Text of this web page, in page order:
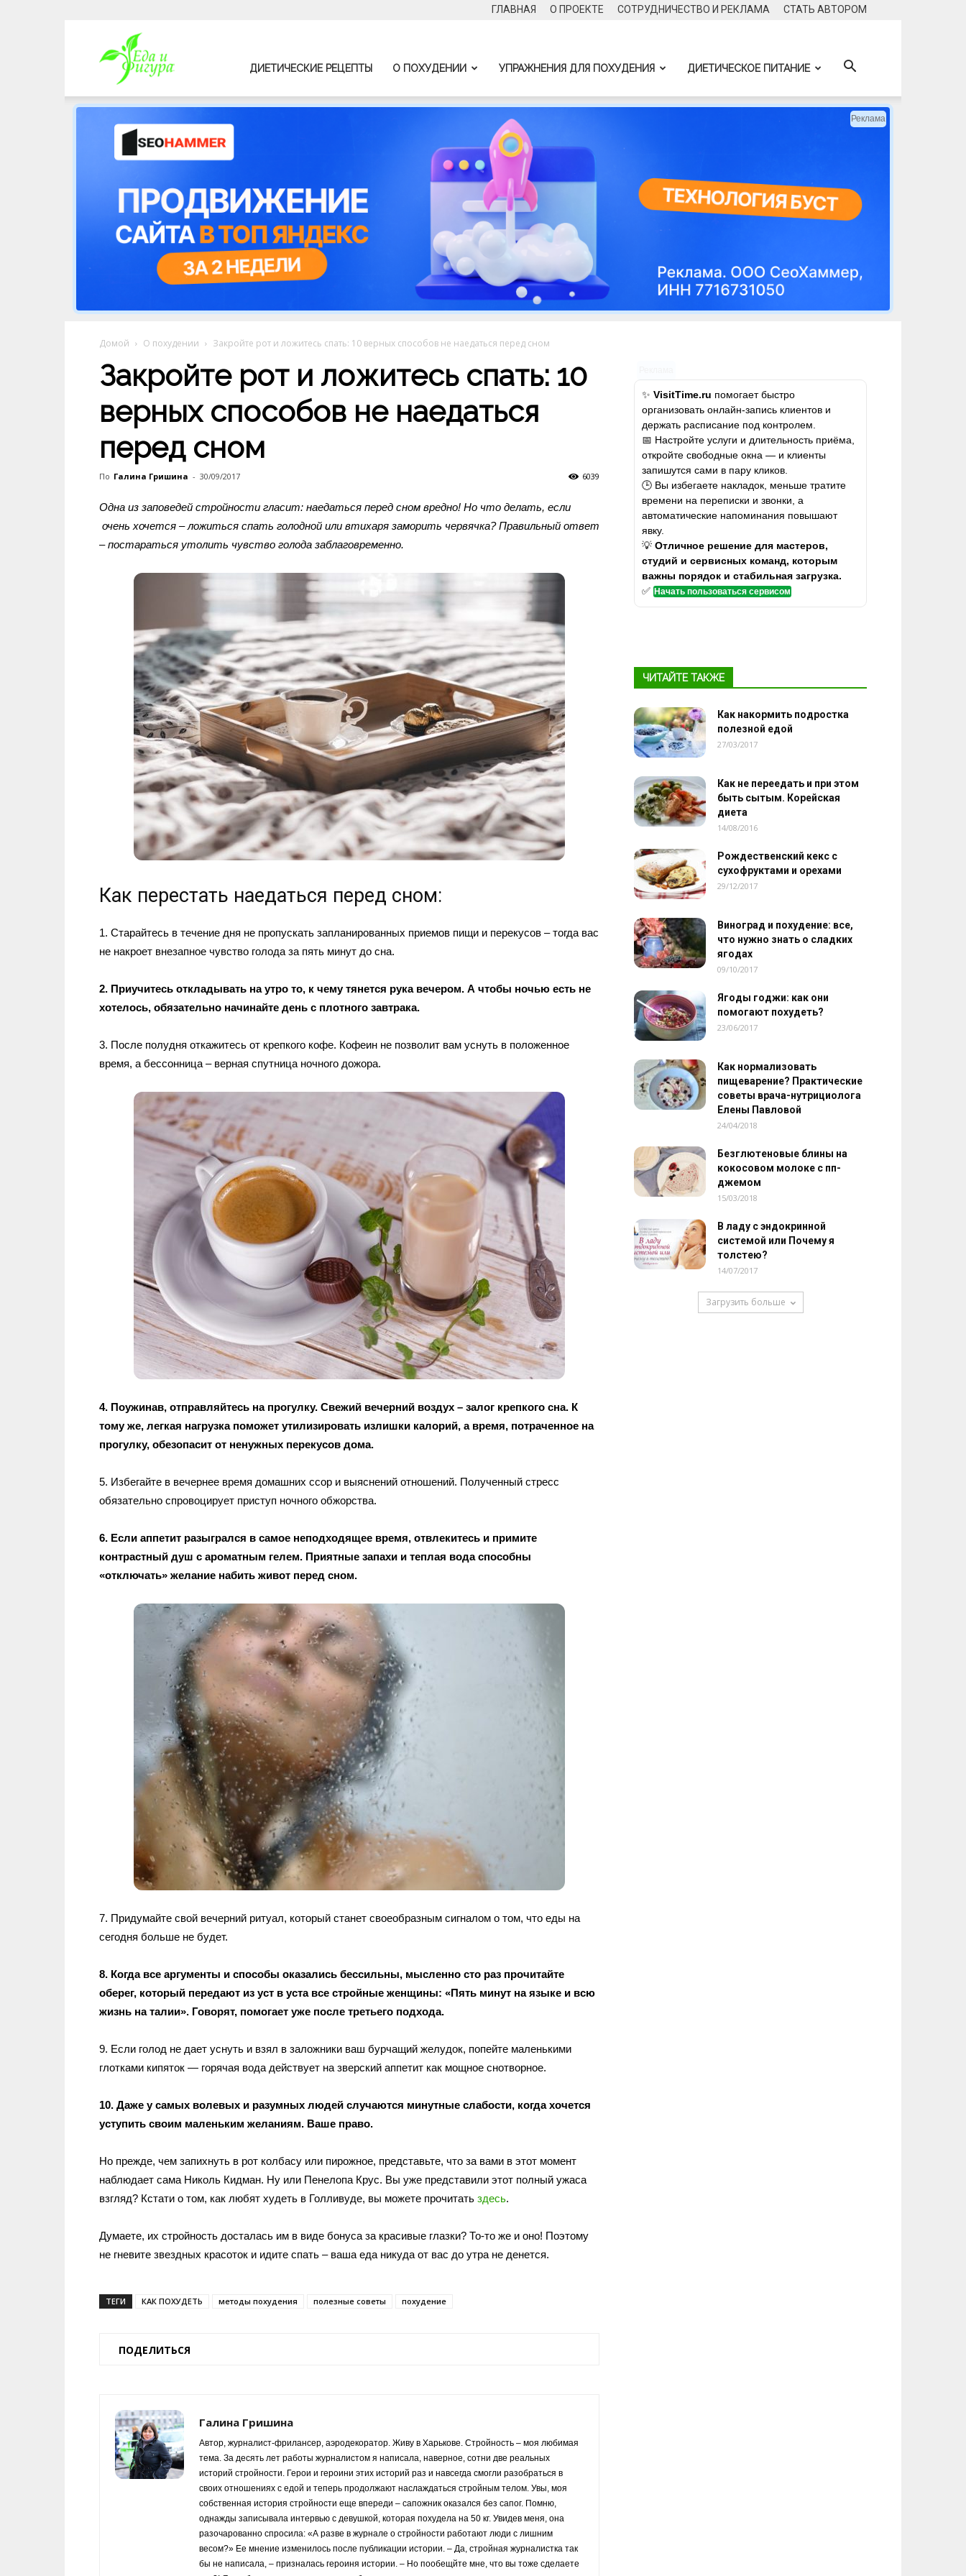
ГЛАВНАЯ О ПРОЕКТЕ СОТРУДНИЧЕСТВО И РЕКЛАМА CТАТЬ АВТОРОМ
фигура
ДИЕТИЧЕСКИЕ РЕЦЕПТЫ О ПОХУДЕНИИ УПРАЖНЕНИЯ ДЛЯ ПОХУДЕНИЯ ДИЕТИЧЕСКОЕ ПИТАНИЕ
Реклама
Домой О похудении Закройте рот и ложитесь спать: 10 верных способов не наедаться перед сном
Закройте рот и ложитесь спать: 10
верных способов не наедаться
перед сном
По Галина Гришина - 30/09/2017 6039
Одна из заповедей стройности гласит: наедаться перед сном вредно! Но что делать, если
очень хочется – ложиться спать голодной или втихаря заморить червячка? Правильный ответ
– постараться утолить чувство голода заблаговременно.
Как перестать наедаться перед сном:
1. Старайтесь в течение дня не пропускать запланированных приемов пищи и перекусов – тогда вас
не накроет внезапное чувство голода за пять минут до сна.
2. Приучитесь откладывать на утро то, к чему тянется рука вечером. А чтобы ночью есть не
хотелось, обязательно начинайте день с плотного завтрака.
3. После полудня откажитесь от крепкого кофе. Кофеин не позволит вам уснуть в положенное
время, а бессонница – верная спутница ночного дожора.
4. Поужинав, отправляйтесь на прогулку. Свежий вечерний воздух – залог крепкого сна. К
тому же, легкая нагрузка поможет утилизировать излишки калорий, а время, потраченное на
прогулку, обезопасит от ненужных перекусов дома.
5. Избегайте в вечернее время домашних ссор и выяснений отношений. Полученный стресс
обязательно спровоцирует приступ ночного обжорства.
6. Если аппетит разыгрался в самое неподходящее время, отвлекитесь и примите
контрастный душ с ароматным гелем. Приятные запахи и теплая вода способны
«отключать» желание набить живот перед сном.
7. Придумайте свой вечерний ритуал, который станет своеобразным сигналом о том, что еды на
сегодня больше не будет.
8. Когда все аргументы и способы оказались бессильны, мысленно сто раз прочитайте
оберег, который передают из уст в уста все стройные женщины: «Пять минут на языке и всю
жизнь на талии». Говорят, помогает уже после третьего подхода.
9. Если голод не дает уснуть и взял в заложники ваш бурчащий желудок, попейте маленькими
глотками кипяток — горячая вода действует на зверский аппетит как мощное снотворное.
10. Даже у самых волевых и разумных людей случаются минутные слабости, когда хочется
уступить своим маленьким желаниям. Ваше право.
Но прежде, чем запихнуть в рот колбасу или пирожное, представьте, что за вами в этот момент
наблюдает сама Николь Кидман. Ну или Пенелопа Крус. Вы уже представили этот полный ужаса
взгляд? Кстати о том, как любят худеть в Голливуде, вы можете прочитать здесь.
Думаете, их стройность досталась им в виде бонуса за красивые глазки? То-то же и оно! Поэтому
не гневите звездных красоток и идите спать – ваша еда никуда от вас до утра не денется.
ТЕГИ КАК ПОХУДЕТЬ методы похудения полезные советы похудение
ПОДЕЛИТЬСЯ
Галина Гришина
Автор, журналист-фрилансер, аэродекоратор. Живу в Харькове. Стройность – моя любимая
тема. За десять лет работы журналистом я написала, наверное, сотни две реальных
историй стройности. Герои и героини этих историй раз и навсегда смогли разобраться в
своих отношениях с едой и теперь продолжают наслаждаться стройным телом. Увы, моя
собственная история стройности еще впереди – сапожник оказался без сапог. Помню,
однажды записывала интервью с девушкой, которая похудела на 50 кг. Увидев меня, она
разочарованно спросила: «А разве в журнале о стройности работают люди с лишним
весом?» Ее мнение изменилось после публикации истории. – Да, стройная журналистка так
бы не написала, – призналась героиня истории. – Но пообещйте мне, что вы тоже сделаете
✨ VisitTime.ru помогает быстро
организовать онлайн-запись клиентов и
держать расписание под контролем.
📅 Настройте услуги и длительность приёма,
откройте свободные окна — и клиенты
запишутся сами в пару кликов.
🕒 Вы избегаете накладок, меньше тратите
времени на переписки и звонки, а
автоматические напоминания повышают
явку.
💡 Отличное решение для мастеров,
студий и сервисных команд, которым
важны порядок и стабильная загрузка.
✅ Начать пользоваться сервисом
ЧИТАЙТЕ ТАКЖЕ
Как накормить подростка
полезной едой
27/03/2017
Как не переедать и при этом
быть сытым. Корейская
диета
14/08/2016
Рождественский кекс с
сухофруктами и орехами
29/12/2017
Виноград и похудение: все,
что нужно знать о сладких
ягодах
09/10/2017
Ягоды годжи: как они
помогают похудеть?
23/06/2017
Как нормализовать
пищеварение? Практические
советы врача-нутрициолога
Елены Павловой
24/04/2018
Безглютеновые блины на
кокосовом молоке с пп-
джемом
15/03/2018
В ладу с эндокринной
системой или Почему я
толстею?
14/07/2017
Загрузить больше